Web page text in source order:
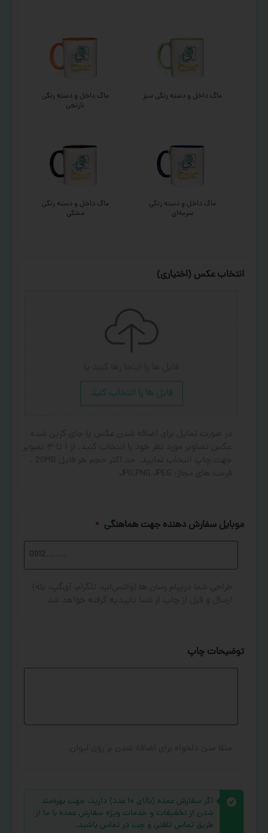
ماگ داخل و دسته رنگی سبز
ماگ داخل و دسته رنگی
نارنجی
ماگ داخل و دسته رنگی
سرمه‌ای
ماگ داخل و دسته رنگی
مشکی
انتخاب عکس (اختیاری)
فایل ها را انتخاب کنید
موبایل سفارش دهنده جهت هماهنگی *
توضیحات چاپ
اگر سفارش عمده (بالای ۱۰ عدد) دارید، جهت بهره‌مند
شدن از تخفیفات و خدمات ویژه سفارش عمده با ما از
طریق تماس تلفنی و چت در تماس باشید.